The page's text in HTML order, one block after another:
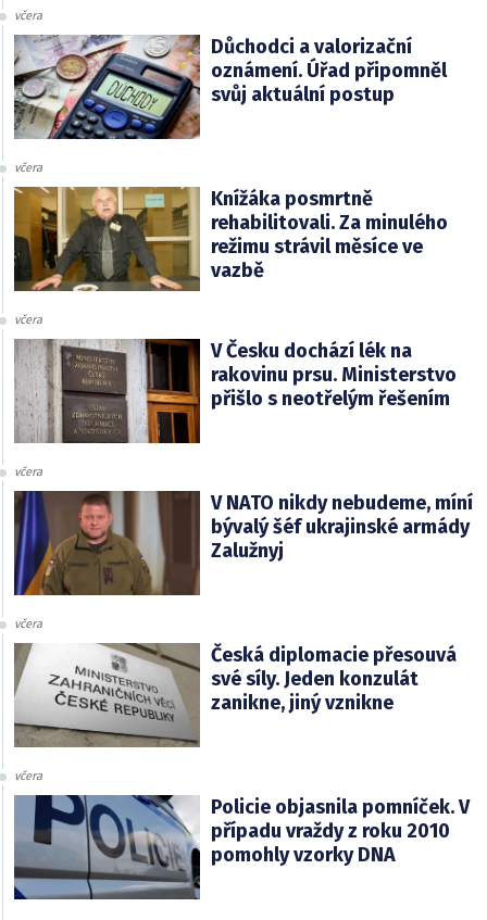
včera
Důchodci a valorizační
oznámení. Úřad připomněl
svůj aktuální postup
včera
Knížáka posmrtně
rehabilitovali. Za minulého
režimu strávil měsíce ve
vazbě
včera
V Česku dochází lék na
rakovinu prsu. Ministerstvo
přišlo s neotřelým řešením
včera
V NATO nikdy nebudeme, míní
bývalý šéf ukrajinské armády
Zalužnyj
včera
Česká diplomacie přesouvá
své síly. Jeden konzulát
zanikne, jiný vznikne
včera
Policie objasnila pomníček. V
případu vraždy z roku 2010
pomohly vzorky DNA